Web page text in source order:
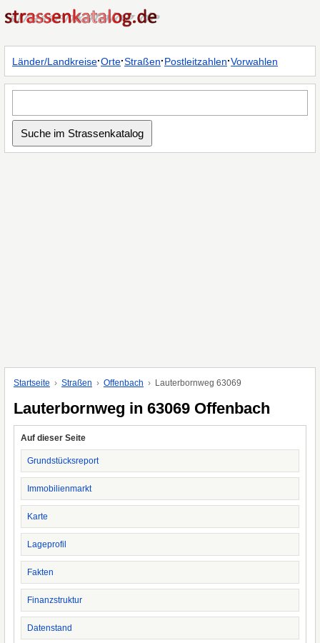
Länder/Landkreise·Orte·Straßen·Postleitzahlen·Vorwahlen
Startseite Straßen Offenbach Lauterbornweg 63069
Lauterbornweg in 63069 Offenbach
Auf dieser Seite
Grundstücksreport
Immobilienmarkt
Karte
Lageprofil
Fakten
Finanzstruktur
Datenstand